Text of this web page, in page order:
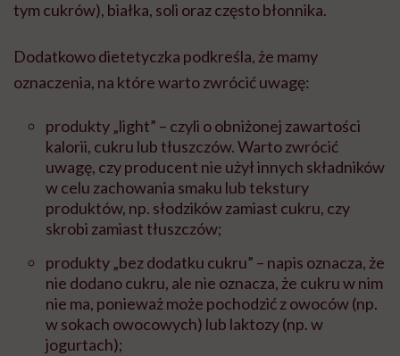
tym cukrów), białka, soli oraz często błonnika.
Dodatkowo dietetyczka podkreśla, że mamy
oznaczenia, na które warto zwrócić uwagę:
produkty „light” – czyli o obniżonej zawartości
kalorii, cukru lub tłuszczów. Warto zwrócić
uwagę, czy producent nie użył innych składników
w celu zachowania smaku lub tekstury
produktów, np. słodzików zamiast cukru, czy
skrobi zamiast tłuszczów;
produkty „bez dodatku cukru” – napis oznacza, że
nie dodano cukru, ale nie oznacza, że cukru w nim
nie ma, ponieważ może pochodzić z owoców (np.
w sokach owocowych) lub laktozy (np. w
jogurtach);